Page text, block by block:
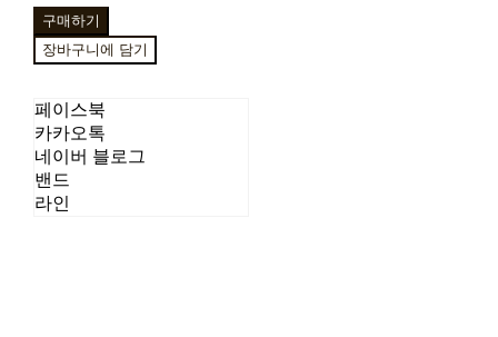
구매하기
장바구니에 담기
페이스북
카카오톡
네이버 블로그
밴드
라인